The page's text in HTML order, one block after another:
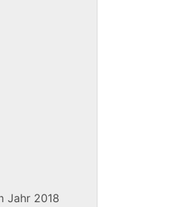
Jahr 2018